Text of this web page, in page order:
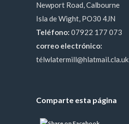
Newport Road, Calbourne
Isla de Wight, PO30 4JN
Teléfono: 07922 177 073
correo electrónico:
télwlatermill@hlatmail.cla.uk
Comparte esta página